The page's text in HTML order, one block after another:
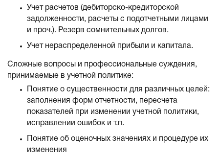
Учет расчетов (дебиторско-кредиторской
задолженности, расчеты с подотчетными лицами
и проч.). Резерв сомнительных долгов.
Учет нераспределенной прибыли и капитала.
Сложные вопросы и профессиональные суждения,
принимаемые в учетной политике:
Понятие о существенности для различных целей:
заполнения форм отчетности, пересчета
показателей при изменении учетной политики,
исправлении ошибок и т.п.
Понятие об оценочных значениях и процедуре их
изменения